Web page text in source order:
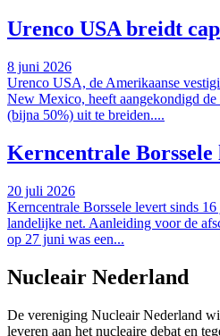
Urenco USA breidt
8 juni 2026
Urenco USA, de Amerikaanse
New Mexico, heeft aangekondigd
(bijna 50%) uit te breiden....
Kerncentrale
20 juli 2026
Kerncentrale Borssele levert sinds
landelijke net. Aanleiding voor de
op 27 juni was een...
Nucleair Nederland
De vereniging Nucleair Nederland
leveren aan het nucleaire debat en